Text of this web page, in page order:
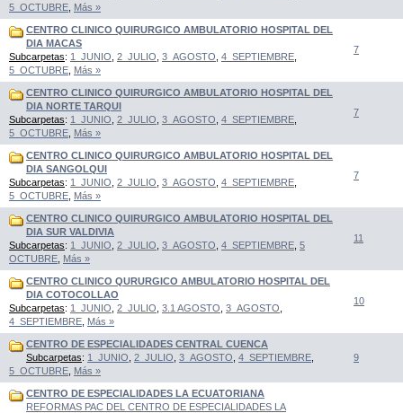
5_OCTUBRE Más »
CENTRO CLINICO QUIRURGICO AMBULATORIO HOSPITAL DEL
DIA MACAS
Subcarpetas: 1_JUNIO 2_JULIO 3_AGOSTO 4_SEPTIEMBRE
5_OCTUBRE Más »
7
CENTRO CLINICO QUIRURGICO AMBULATORIO HOSPITAL DEL
DIA NORTE TARQUI
Subcarpetas: 1_JUNIO 2_JULIO 3_AGOSTO 4_SEPTIEMBRE
5_OCTUBRE Más »
7
CENTRO CLINICO QUIRURGICO AMBULATORIO HOSPITAL DEL
DIA SANGOLQUI
Subcarpetas: 1_JUNIO 2_JULIO 3_AGOSTO 4_SEPTIEMBRE
5_OCTUBRE Más »
7
CENTRO CLINICO QUIRURGICO AMBULATORIO HOSPITAL DEL
DIA SUR VALDIVIA
Subcarpetas: 1_JUNIO 2_JULIO 3_AGOSTO 4_SEPTIEMBRE 5
OCTUBRE Más »
11
CENTRO CLINICO QURURGICO AMBULATORIO HOSPITAL DEL
DIA COTOCOLLAO
Subcarpetas: 1_JUNIO 2_JULIO 3.1 AGOSTO 3_AGOSTO
4_SEPTIEMBRE Más »
10
CENTRO DE ESPECIALIDADES CENTRAL CUENCA
Subcarpetas: 1_JUNIO 2_JULIO 3_AGOSTO 4_SEPTIEMBRE
5_OCTUBRE Más »
9
CENTRO DE ESPECIALIDADES LA ECUATORIANA
REFORMAS PAC DEL CENTRO DE ESPECIALIDADES LA